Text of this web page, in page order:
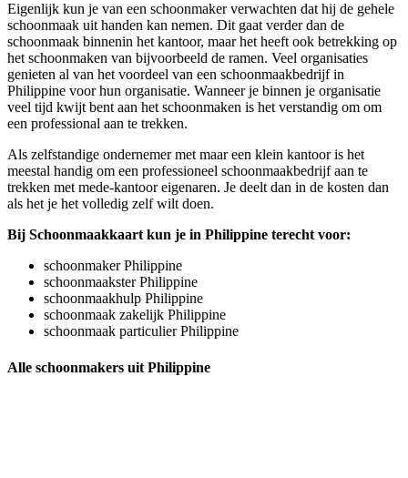
Eigenlijk kun je van een schoonmaker verwachten dat hij de gehele
schoonmaak uit handen kan nemen. Dit gaat verder dan de
schoonmaak binnenin het kantoor, maar het heeft ook betrekking op
het schoonmaken van bijvoorbeeld de ramen. Veel organisaties
genieten al van het voordeel van een schoonmaakbedrijf in
Philippine voor hun organisatie. Wanneer je binnen je organisatie
veel tijd kwijt bent aan het schoonmaken is het verstandig om om
een professional aan te trekken.
Als zelfstandige ondernemer met maar een klein kantoor is het
meestal handig om een professioneel schoonmaakbedrijf aan te
trekken met mede-kantoor eigenaren. Je deelt dan in de kosten dan
als het je het volledig zelf wilt doen.
Bij Schoonmaakkaart kun je in Philippine terecht voor:
schoonmaker Philippine
schoonmaakster Philippine
schoonmaakhulp Philippine
schoonmaak zakelijk Philippine
schoonmaak particulier Philippine
Alle schoonmakers uit Philippine